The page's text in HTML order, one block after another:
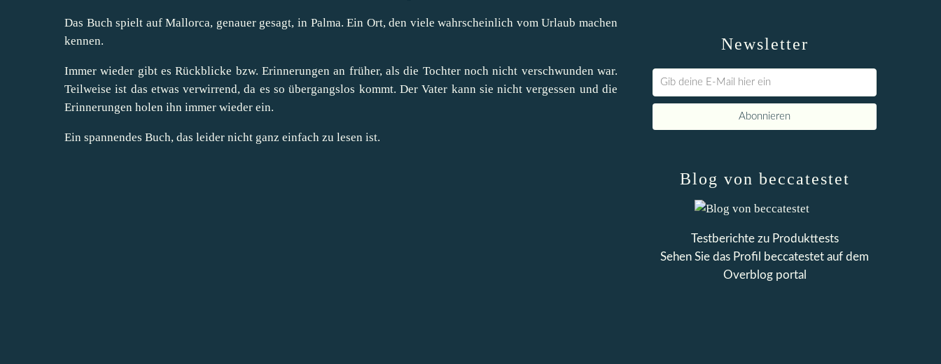
Das Buch spielt auf Mallorca, genauer gesagt, in Palma. Ein Ort, den viele wahrscheinlich vom Urlaub machen
kennen.
Immer wieder gibt es Rückblicke bzw. Erinnerungen an früher, als die Tochter noch nicht verschwunden war.
Teilweise ist das etwas verwirrend, da es so übergangslos kommt. Der Vater kann sie nicht vergessen und die
Erinnerungen holen ihn immer wieder ein.
Ein spannendes Buch, das leider nicht ganz einfach zu lesen ist.
Newsletter
Blog von beccatestet
Testberichte zu Produkttests
Sehen Sie das Profil
beccatestet auf dem
Overblog portal